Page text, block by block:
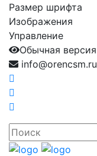
Размер шрифта
Изображения
Управление
Обычная версия
info@orencsm.ru